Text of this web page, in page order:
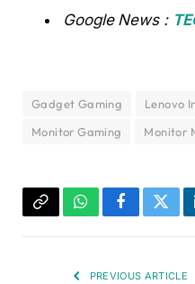
Google News :
Gadget Gaming Lenovo
Monitor Gaming
Monitor
Copy WhatsAppFacebook
PREVIOUS ARTICLE